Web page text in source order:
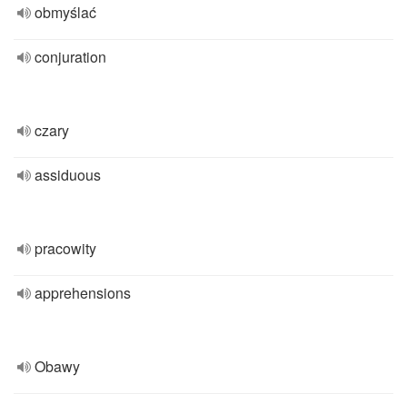
obmyślać
conjuration
czary
assiduous
pracowity
apprehensions
Obawy